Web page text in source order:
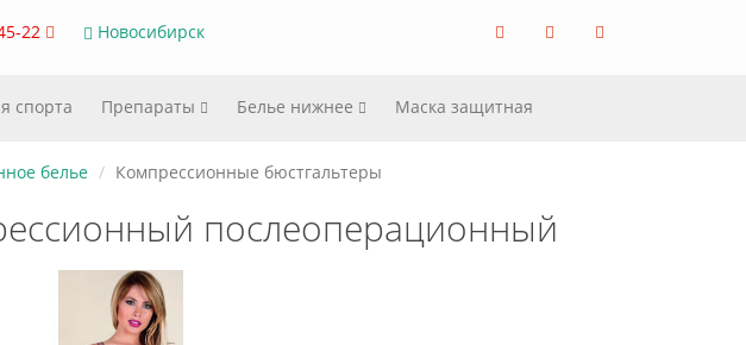
22 Новосибирск
спорта Препараты Белье нижнее Маска защитная
белье Компрессионные бюстгальтеры
послеоперационный